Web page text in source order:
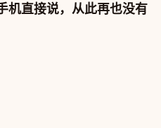
机直接说，从此再也没有